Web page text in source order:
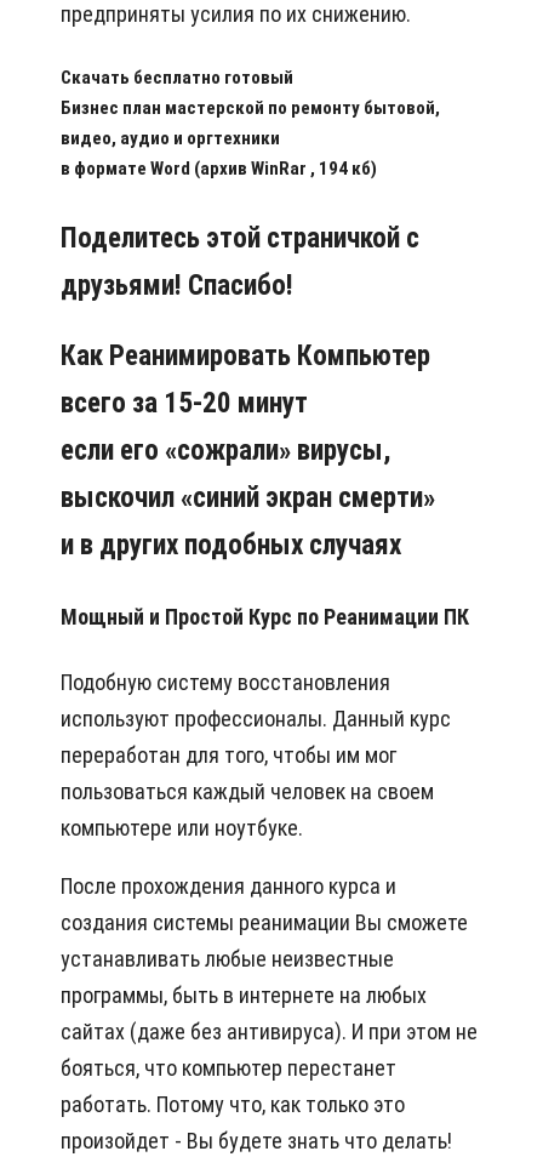
предприняты усилия по их снижению.
Скачать бесплатно готовый
Бизнес план мастерской по ремонту бытовой,
видео, аудио и оргтехники
в формате Word (архив WinRar , 194 кб)
Поделитесь этой страничкой с
друзьями! Спасибо!
Как Реанимировать Компьютер
всего за 15-20 минут
если его «сожрали» вирусы,
выскочил «синий экран смерти»
и в других подобных случаях
Мощный и Простой Курс по Реанимации ПК
Подобную систему восстановления
используют профессионалы. Данный курс
переработан для того, чтобы им мог
пользоваться каждый человек на своем
компьютере или ноутбуке.
После прохождения данного курса и
создания системы реанимации Вы сможете
устанавливать любые неизвестные
программы, быть в интернете на любых
сайтах (даже без антивируса). И при этом не
бояться, что компьютер перестанет
работать. Потому что, как только это
произойдет - Вы будете знать что делать!